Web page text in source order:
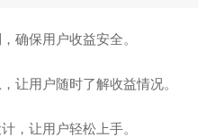
确保用户收益安全。
让用户随时了解收益情况。
，让用户轻松上手。